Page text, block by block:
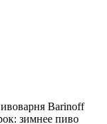
Barinoff
зимнее пиво